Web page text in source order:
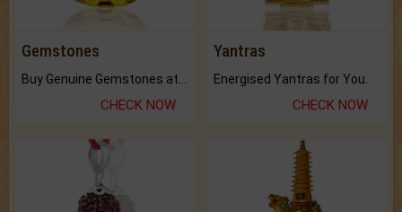
Gemstones
CHECK NOW
Yantras
Energised Yantras for You.
CHECK NOW